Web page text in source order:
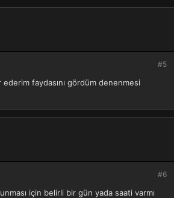
#5
faydasını gördüm denenmesi
#6
için belirli bir gün yada saati varmı